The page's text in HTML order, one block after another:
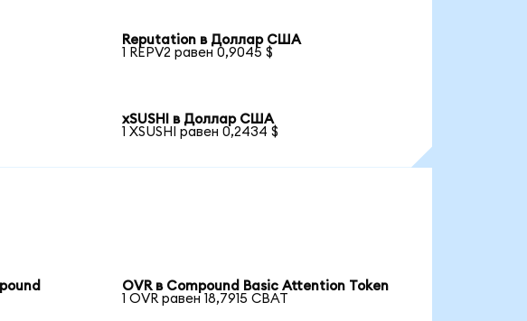
Reputation в Доллар США
1 REPV2 равен 0,9045 $
xSUSHI в Доллар США
1 XSUSHI равен 0,2434 $
OVR в Compound Basic Attention Token
1 OVR равен 18,7915 CBAT